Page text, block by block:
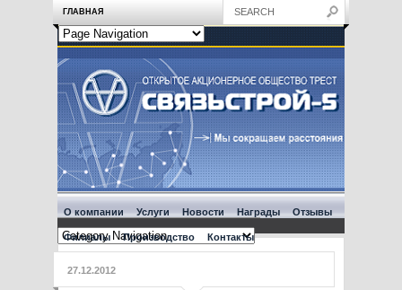
ГЛАВНАЯ
О компании Услуги Новости Награды Отзывы
Филиалы Производство Контакты
27.12.2012